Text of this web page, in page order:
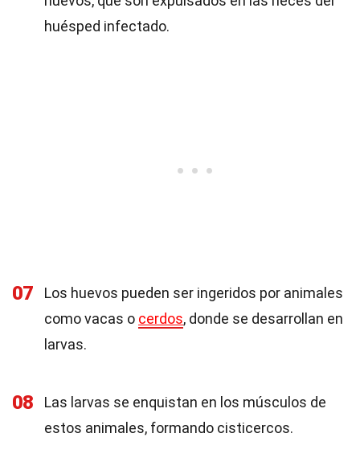
huésped infectado.
07
Los huevos pueden ser ingeridos por animales
como vacas o cerdos, donde se desarrollan en
larvas.
08
Las larvas se enquistan en los músculos de
estos animales, formando cisticercos.